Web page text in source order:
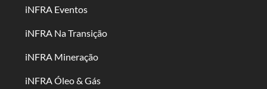
iNFRA Eventos
iNFRA Na Transição
iNFRA Mineração
iNFRA Óleo & Gás